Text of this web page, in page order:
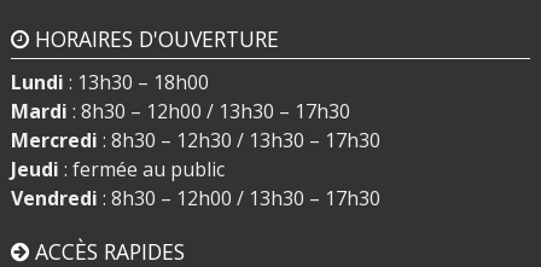
HORAIRES D'OUVERTURE
Lundi : 13h30 – 18h00
Mardi : 8h30 – 12h00 / 13h30 – 17h30
Mercredi : 8h30 – 12h30 / 13h30 – 17h30
Jeudi : fermée au public
Vendredi : 8h30 – 12h00 / 13h30 – 17h30
ACCÈS RAPIDES